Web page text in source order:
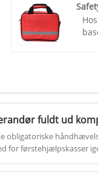
vi
obligatoriske
for førstehjælpskasser